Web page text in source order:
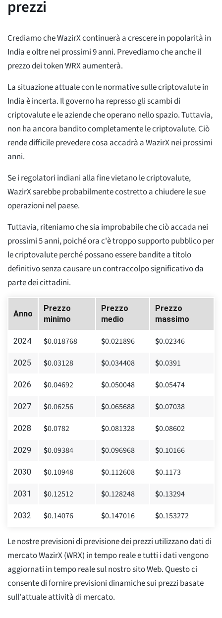
prezzi
Crediamo che WazirX continuerà a crescere in popolarità in
India e oltre nei prossimi 9 anni. Prevediamo che anche il
prezzo dei token WRX aumenterà.
La situazione attuale con le normative sulle criptovalute in
India è incerta. Il governo ha represso gli scambi di
criptovalute e le aziende che operano nello spazio. Tuttavia,
non ha ancora bandito completamente le criptovalute. Ciò
rende difficile prevedere cosa accadrà a WazirX nei prossimi
anni.
Se i regolatori indiani alla fine vietano le criptovalute,
WazirX sarebbe probabilmente costretto a chiudere le sue
operazioni nel paese.
Tuttavia, riteniamo che sia improbabile che ciò accada nei
prossimi 5 anni, poiché ora c'è troppo supporto pubblico per
le criptovalute perché possano essere bandite a titolo
definitivo senza causare un contraccolpo significativo da
parte dei cittadini.
Anno
Prezzo
minimo
Prezzo
medio
Prezzo
massimo
2024 $0.018768 $0.021896 $0.02346
2025 $0.03128 $0.034408 $0.0391
2026 $0.04692 $0.050048 $0.05474
2027 $0.06256 $0.065688 $0.07038
2028 $0.0782 $0.081328 $0.08602
2029 $0.09384 $0.096968 $0.10166
2030 $0.10948 $0.112608 $0.1173
2031 $0.12512 $0.128248 $0.13294
2032 $0.14076 $0.147016 $0.153272
Le nostre previsioni di previsione dei prezzi utilizzano dati di
mercato WazirX (WRX) in tempo reale e tutti i dati vengono
aggiornati in tempo reale sul nostro sito Web. Questo ci
consente di fornire previsioni dinamiche sui prezzi basate
sull'attuale attività di mercato.